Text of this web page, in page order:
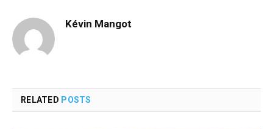
Kévin Mangot
RELATED POSTS